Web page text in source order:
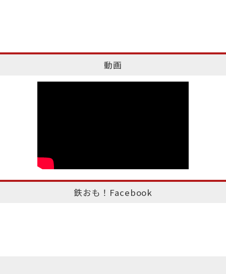
動画
鉄おも！Facebook